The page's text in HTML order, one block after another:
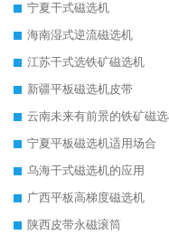
宁夏干式磁选机
海南湿式逆流磁选机
江苏干式选铁矿磁选机
新疆平板磁选机皮带
云南未来有前景的铁矿磁
宁夏平板磁选机适用场合
乌海干式磁选机的应用
广西平板高梯度磁选机
陕西皮带永磁滚筒